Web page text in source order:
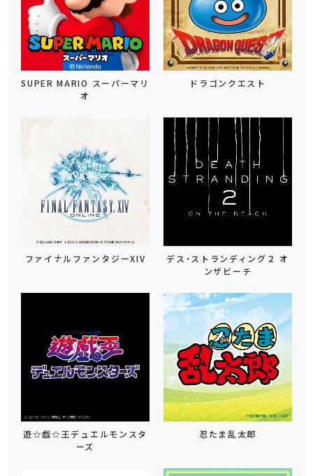
SUPER MARIO スーパーマリ
オ
ドラゴンクエスト
ファイナルファンタジーXIV
デス・ストランディング２ オ
ンザビーチ
遊☆戯☆王デュエルモンスタ
ーズ
忍たま乱太郎